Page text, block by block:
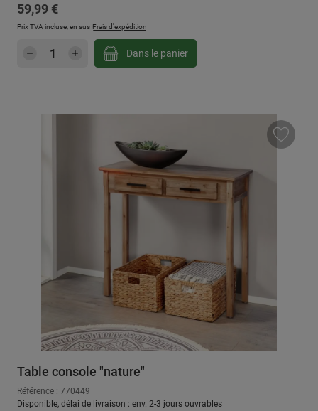
Prix régulier :
59,99 €
Prix TVA incluse, en sus Frais d'expédition
Quantité de produit : Entrez la quantité
Dans le panier
Table console "nature"
Référence : 770449
Disponible, délai de livraison : env. 2-3 jours ouvrables